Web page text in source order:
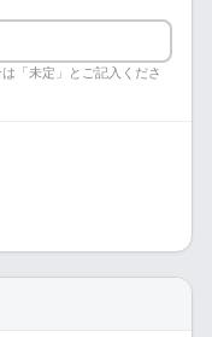
「未定」とご記入くださ